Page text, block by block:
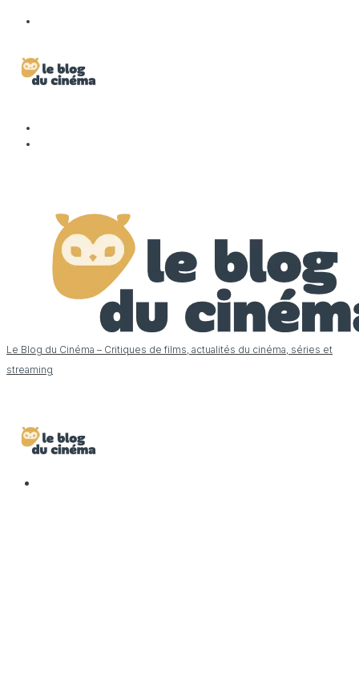
Le Blog du Cinéma – Critiques de films, actualités du cinéma, séries et
streaming